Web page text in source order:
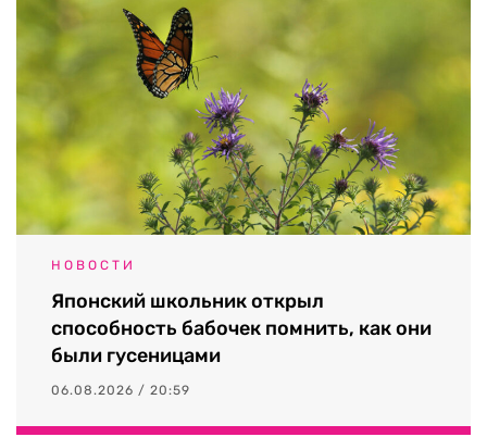
НОВОСТИ
Японский школьник открыл
способность бабочек помнить, как они
были гусеницами
06.08.2026 / 20:59